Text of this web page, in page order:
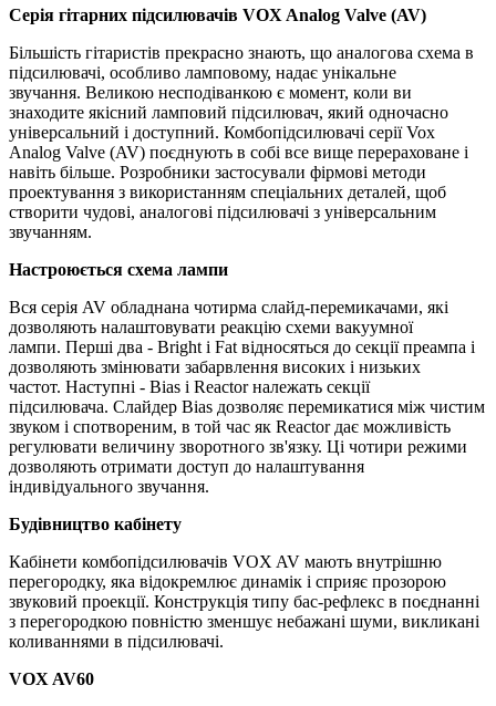
Серія гітарних підсилювачів VOX Analog Valve (AV)
Більшість гітаристів прекрасно знають, що аналогова схема в
підсилювачі, особливо ламповому, надає унікальне
звучання. Великою несподіванкою є момент, коли ви
знаходите якісний ламповий підсилювач, який одночасно
універсальний і доступний. Комбопідсилювачі серії Vox
Analog Valve (AV) поєднують в собі все вище перераховане і
навіть більше. Розробники застосували фірмові методи
проектування з використанням спеціальних деталей, щоб
створити чудові, аналогові підсилювачі з універсальним
звучанням.
Настроюється схема лампи
Вся серія AV обладнана чотирма слайд-перемикачами, які
дозволяють налаштовувати реакцію схеми вакуумної
лампи. Перші два - Bright і Fat відносяться до секції преампа і
дозволяють змінювати забарвлення високих і низьких
частот. Наступні - Bias і Reactor належать секції
підсилювача. Слайдер Bias дозволяє перемикатися між чистим
звуком і спотвореним, в той час як Reactor дає можливість
регулювати величину зворотного зв'язку. Ці чотири режими
дозволяють отримати доступ до налаштування
індивідуального звучання.
Будівництво кабінету
Кабінети комбопідсилювачів VOX AV мають внутрішню
перегородку, яка відокремлює динамік і сприяє прозорою
звуковий проекції. Конструкція типу бас-рефлекс в поєднанні
з перегородкою повністю зменшує небажані шуми, викликані
коливаннями в підсилювачі.
VOX AV60